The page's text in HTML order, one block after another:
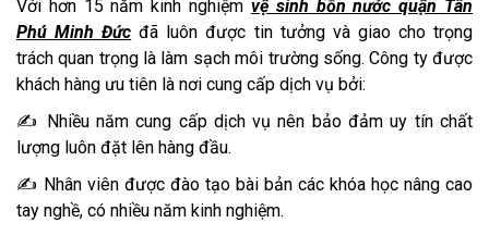
Với hơn 15 năm kinh nghiệm vệ sinh bồn nước quận Tân
Phú Minh Đức đã luôn được tin tưởng và giao cho trọng
trách quan trọng là làm sạch môi trường sống. Công ty được
khách hàng ưu tiên là nơi cung cấp dịch vụ bởi:
✍️ Nhiều năm cung cấp dịch vụ nên bảo đảm uy tín chất
lượng luôn đặt lên hàng đầu.
✍️ Nhân viên được đào tạo bài bản các khóa học nâng cao
tay nghề, có nhiều năm kinh nghiệm.